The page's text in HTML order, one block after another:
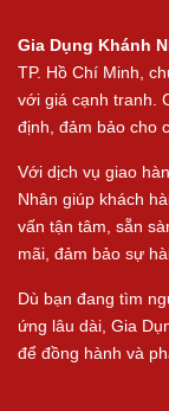
Gia Dụng Khánh
TP. Hồ Chí Minh,
với giá cạnh tranh.
định, đảm bảo cho
Với dịch vụ giao
Nhân giúp khách
vấn tận tâm, sẵn
mãi, đảm bảo sự
Dù bạn đang tìm
ứng lâu dài, Gia
để đồng hành và